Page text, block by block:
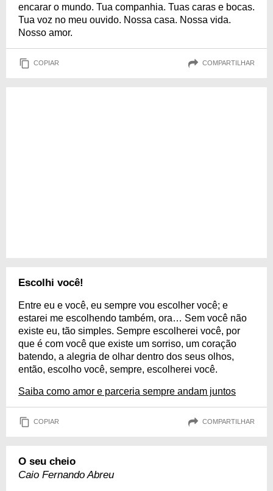
encarar o mundo. Tua companhia. Tuas caras e bocas.
Tua voz no meu ouvido. Nossa casa. Nossa vida.
Nosso amor.
COPIAR COMPARTILHAR
Escolhi você!
Entre eu e você, eu sempre vou escolher você; e
estarei me escolhendo também, ora… Sem você não
existe eu, tão simples. Sempre escolherei você, por
que é com você que existe um sorriso, um coração
batendo, a alegria de olhar dentro dos seus olhos,
então, escolho você, sempre, escolherei você.
Saiba como amor e parceria sempre andam juntos
COPIAR COMPARTILHAR
O seu cheio
Caio Fernando Abreu